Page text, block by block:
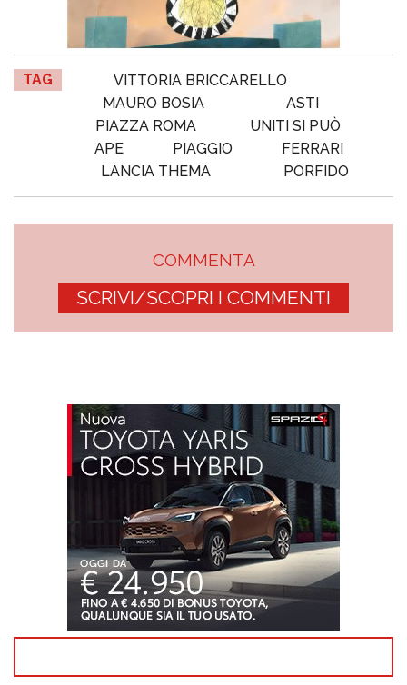
TAG
VITTORIA BRICCARELLO
MAURO BOSIA
ASTI
PIAZZA ROMA
UNITI SI PUÒ
APE
PIAGGIO
FERRARI
LANCIA THEMA
PORFIDO
COMMENTA
SCRIVI/SCOPRI I COMMENTI